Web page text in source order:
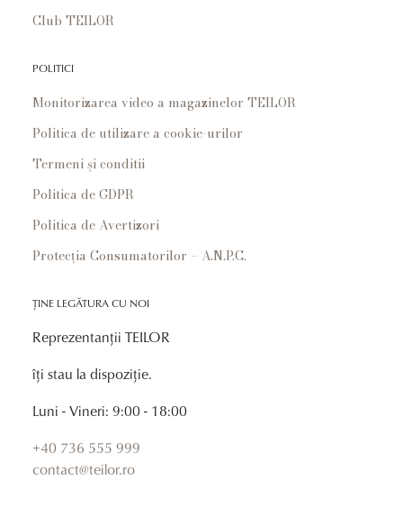
Club TEILOR
POLITICI
Monitorizarea video a magazinelor TEILOR
Politica de utilizare a cookie-urilor
Termeni și conditii
Politica de GDPR
Politica de Avertizori
Protecția Consumatorilor – A.N.P.C.
ȚINE LEGĂTURA CU NOI
Reprezentanții TEILOR
îți stau la dispoziție.
Luni - Vineri: 9:00 - 18:00
+40 736 555 999
contact@teilor.ro